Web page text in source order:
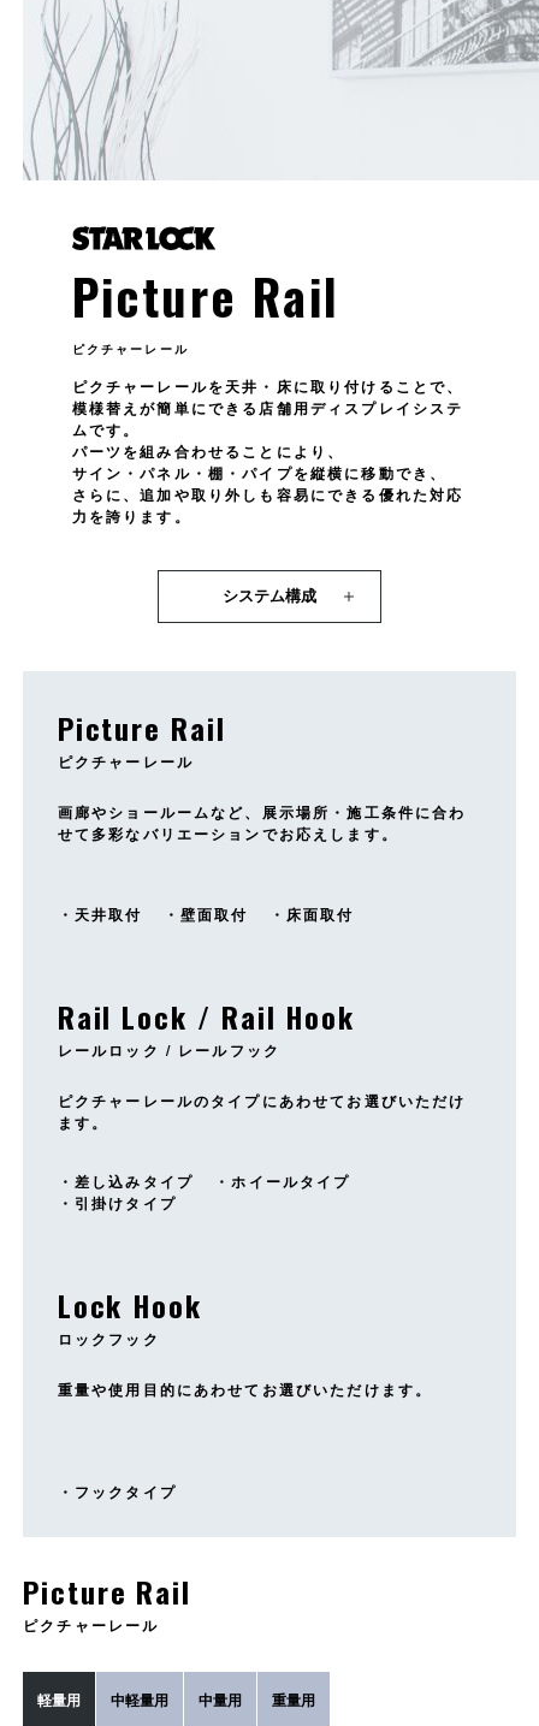
Picture Rail
ピクチャーレール
ピクチャーレールを天井・床に取り付けることで、
模様替えが簡単にできる店舗用ディスプレイシステ
ムです。
パーツを組み合わせることにより、
サイン・パネル・棚・パイプを縦横に移動でき、
さらに、追加や取り外しも容易にできる優れた対応
力を誇ります。
システム構成
Picture Rail
ピクチャーレール
画廊やショールームなど、展示場所・施工条件に合わ
せて多彩なバリエーションでお応えします。
天井取付 壁面取付 床面取付
Rail Lock / Rail Hook
レールロック / レールフック
ピクチャーレールのタイプにあわせてお選びいただけ
ます。
差し込みタイプ
ホイールタイプ
引掛けタイプ
Lock Hook
ロックフック
重量や使用目的にあわせてお選びいただけます。
フックタイプ
Picture Rail
ピクチャーレール
軽量用 中軽量用 中量用 重量用